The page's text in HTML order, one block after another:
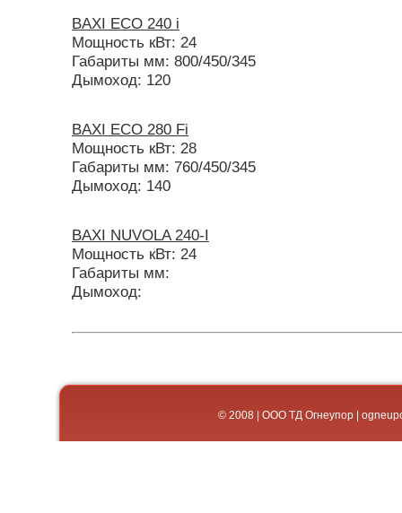
BAXI ECO 240 i
Мощность кВт: 24
Габариты мм: 800/450/345
Дымоход: 120
BAXI ECO 280 Fi
Мощность кВт: 28
Габариты мм: 760/450/345
Дымоход: 140
BAXI NUVOLA 240-I
Мощность кВт: 24
Габариты мм:
Дымоход:
© 2008 | ООО ТД Огнеупор |